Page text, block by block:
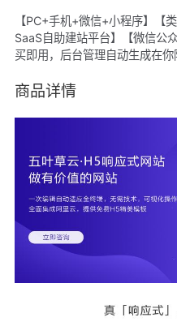
【PC+手机+微信+小程序】【
SaaS自助建站平台】【微信公
买即用，后台管理自动生成在
案。 4.每个模板都有对应移动
商品详情